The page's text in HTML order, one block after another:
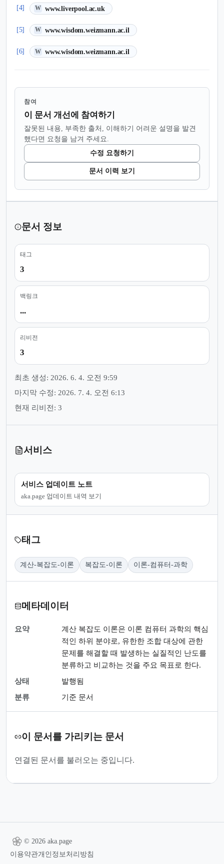
[4] W www.liverpool.ac.uk
(새 탭에서 열림)
[5] W www.wisdom.weizmann.ac.il
(새 탭에서 열림)
[6] W www.wisdom.weizmann.ac.il
(새 탭에서 열림)
참여
이 문서 개선에 참여하기
잘못된 내용, 부족한 출처, 이해하기 어려운 설명을 발견
했다면 요청을 남겨 주세요.
수정 요청하기
문서 이력 보기
문서 정보
태그
3
백링크
...
리비전
3
최초 생성: 2026. 6. 4. 오전 9:59
마지막 수정: 2026. 7. 4. 오전 6:13
현재 리비전: 3
서비스
서비스 업데이트 노트
aka.page 업데이트 내역 보기
태그
계산-복잡도-이론 복잡도-이론 이론-컴퓨터-과학
메타데이터
요약
계산 복잡도 이론은 이론 컴퓨터 과학의 핵심
적인 하위 분야로, 유한한 조합 대상에 관한
문제를 해결할 때 발생하는 실질적인 난도를
분류하고 비교하는 것을 주요 목표로 한다.
상태
발행됨
분류
기준 문서
이 문서를 가리키는 문서
연결된 문서를 불러오는 중입니다.
© 2026 aka.page
이용약관개인정보처리방침